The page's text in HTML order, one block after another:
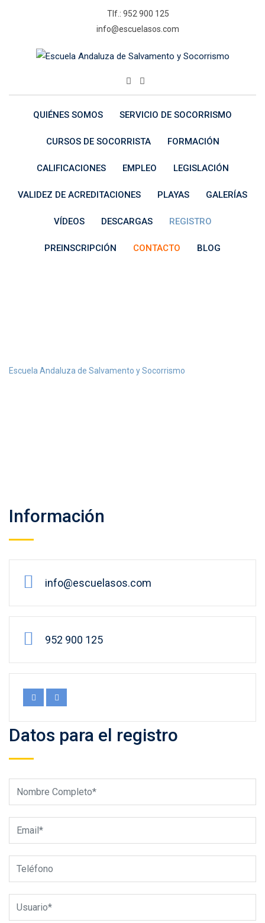
Tlf.: 952 900 125
info@escuelasos.com
QUIÉNES SOMOS SERVICIO DE SOCORRISMO
CURSOS DE SOCORRISTA FORMACIÓN
CALIFICACIONES EMPLEO LEGISLACIÓN
VALIDEZ DE ACREDITACIONES PLAYAS GALERÍAS
VÍDEOS DESCARGAS REGISTRO
PREINSCRIPCIÓN CONTACTO BLOG
Escuela Andaluza de Salvamento y Socorrismo
Información
info@escuelasos.com
952 900 125
Datos para el registro